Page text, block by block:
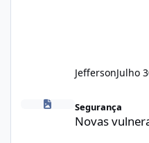
JeffersonJulho
Novas vulnerabilidades no
Segurança
Novas